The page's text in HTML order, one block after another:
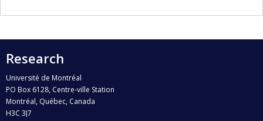
Research
Université de Montréal
PO Box 6128, Centre-ville Station
Montréal, Québec, Canada
H3C 3J7